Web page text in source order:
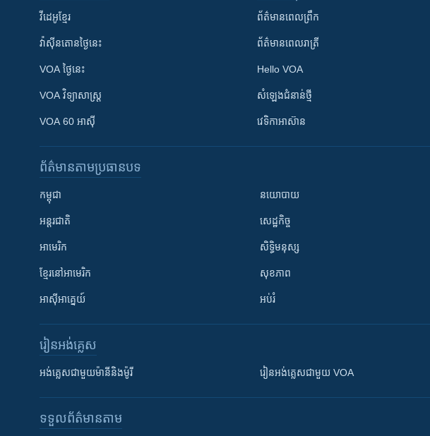
វីដេអូ​ខ្មែរ
វ៉ាស៊ីនតោន​ថ្ងៃ​នេះ
VOA ថ្ងៃនេះ
VOA ​វិទ្យាសាស្ត្រ
VOA 60 អាស៊ី
ព័ត៌មាន​ពេល​ព្រឹក
ព័ត៌មាន​​ពេល​រាត្រី
Hello VOA
សំឡេង​ជំនាន់​ថ្មី
វេទិកា​អាស៊ាន
ព័ត៌មាន​តាមប្រធានបទ​
កម្ពុជា
អន្តរជាតិ
អាមេរិក
ខ្មែរ​នៅអាមេរិក
អាស៊ីអាគ្នេយ៍
នយោបាយ
សេដ្ឋកិច្ច
សិទ្ធិមនុស្ស
សុខភាព
អប់រំ
រៀន​​អង់គ្លេស
អង់គ្លេស​ជាមួយ​ម៉ានី​និង​ម៉ូរី រៀន​​​​​​អង់គ្លេស​​ជាមួយ VOA
ទទួល​ព័ត៌មាន​តាម